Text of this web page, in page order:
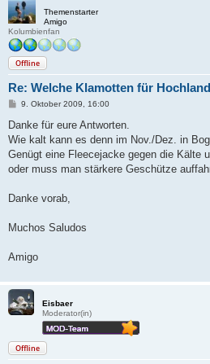
Themenstarter
Amigo
Kolumbienfan
Offline
Re: Welche Klamotten für
B
i
r
a
9. Oktober 2009, 16:00
Danke für eure Antworten.
Wie kalt kann es denn im Nov./Dez. in
Genügt eine Fleecejacke gegen die Kälte
oder muss man stärkere Geschütze
Danke vorab,
Muchos Saludos
Amigo
Eisbaer
Moderator(in)
Offline